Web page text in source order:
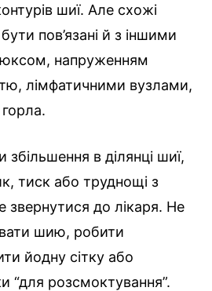
шиї. Але схожі
пов’язані й з іншими
напруженням
лімфатичними вузлами,
в ділянці шиї,
тиск або труднощі з
звернутися до лікаря. Не
шию, робити
йодну сітку або
“для розсмоктування”.